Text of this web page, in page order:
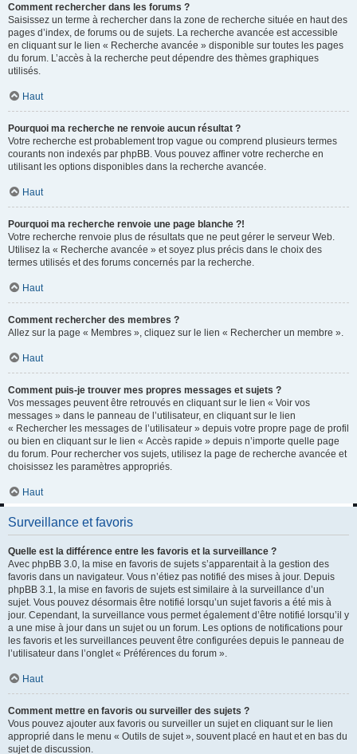
Comment rechercher dans les forums ?
Saisissez un terme à rechercher dans la zone de recherche située en haut des
pages d’index, de forums ou de sujets. La recherche avancée est accessible
en cliquant sur le lien « Recherche avancée » disponible sur toutes les pages
du forum. L’accès à la recherche peut dépendre des thèmes graphiques
utilisés.
Haut
Pourquoi ma recherche ne renvoie aucun résultat ?
Votre recherche est probablement trop vague ou comprend plusieurs termes
courants non indexés par phpBB. Vous pouvez affiner votre recherche en
utilisant les options disponibles dans la recherche avancée.
Haut
Pourquoi ma recherche renvoie une page blanche ?!
Votre recherche renvoie plus de résultats que ne peut gérer le serveur Web.
Utilisez la « Recherche avancée » et soyez plus précis dans le choix des
termes utilisés et des forums concernés par la recherche.
Haut
Comment rechercher des membres ?
Allez sur la page « Membres », cliquez sur le lien « Rechercher un membre ».
Haut
Comment puis-je trouver mes propres messages et sujets ?
Vos messages peuvent être retrouvés en cliquant sur le lien « Voir vos
messages » dans le panneau de l’utilisateur, en cliquant sur le lien
« Rechercher les messages de l’utilisateur » depuis votre propre page de profil
ou bien en cliquant sur le lien « Accès rapide » depuis n’importe quelle page
du forum. Pour rechercher vos sujets, utilisez la page de recherche avancée et
choisissez les paramètres appropriés.
Haut
Surveillance et favoris
Quelle est la différence entre les favoris et la surveillance ?
Avec phpBB 3.0, la mise en favoris de sujets s’apparentait à la gestion des
favoris dans un navigateur. Vous n’étiez pas notifié des mises à jour. Depuis
phpBB 3.1, la mise en favoris de sujets est similaire à la surveillance d’un
sujet. Vous pouvez désormais être notifié lorsqu’un sujet favoris a été mis à
jour. Cependant, la surveillance vous permet également d’être notifié lorsqu’il y
a une mise à jour dans un sujet ou un forum. Les options de notifications pour
les favoris et les surveillances peuvent être configurées depuis le panneau de
l’utilisateur dans l’onglet « Préférences du forum ».
Haut
Comment mettre en favoris ou surveiller des sujets ?
Vous pouvez ajouter aux favoris ou surveiller un sujet en cliquant sur le lien
approprié dans le menu « Outils de sujet », souvent placé en haut et en bas du
sujet de discussion.